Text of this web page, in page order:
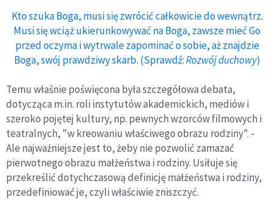
Kto szuka Boga, musi się zwrócić całkowicie do wewnątrz.
Musi się wciąż ukierunkowywać na Boga, zawsze mieć Go
przed oczyma i wytrwale zapominać o sobie, aż znajdzie
Boga, swój prawdziwy skarb. (Sprawdź:Rozwój duchowy)
Temu właśnie poświęcona była szczegółowa debata,
dotycząca m.in. roli instytutów akademickich, mediów i
szeroko pojętej kultury, np. pewnych wzorców filmowych i
teatralnych, "w kreowaniu właściwego obrazu rodziny". -
Ale najważniejsze jest to, żeby nie pozwolić zamazać
pierwotnego obrazu małżeństwa i rodziny. Usiłuje się
przekreślić dotychczasową definicję małżeństwa i rodziny,
przedefiniować je, czyli właściwie zniszczyć.